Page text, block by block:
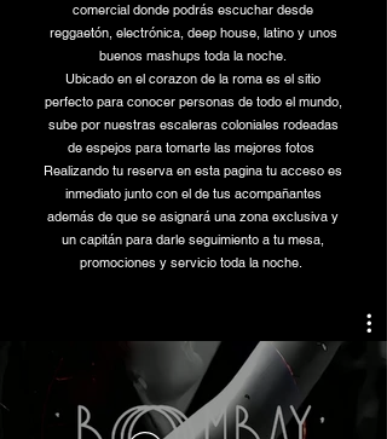
comercial donde podrás escuchar desde
reggaetón, electrónica, deep house, latino y unos
buenos mashups toda la noche.
Ubicado en el corazon de la roma es el sitio
perfecto para conocer personas de todo el mundo,
sube por nuestras escaleras coloniales rodeadas
de espejos para tomarte las mejores fotos
Realizando tu reserva en esta pagina tu acceso es
inmediato junto con el de tus acompañantes
además de que se asignará una zona exclusiva y
un capitán para darle seguimiento a tu mesa,
promociones y servicio toda la noche.